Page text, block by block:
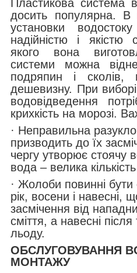
Пластикова система
досить популярна. В
установки
надійністю і якістю
якого вона
системи можна
подряпин і сколів,
дешевизну. При
водовідведення
крихкість на морозі.
· Неправильна
призводить до їх
чергу утворює стоячу
вода – велика
· Жолоби повинні
рік, восени і навесні,
засмічення від
сміття, а навесні
льоду.
ОБСЛУГОВУВАННЯ
МОНТАЖУ